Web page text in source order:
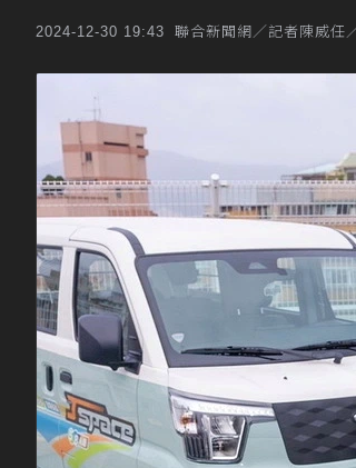
2024-12-30 19:43 聯合新聞網／記者陳威任